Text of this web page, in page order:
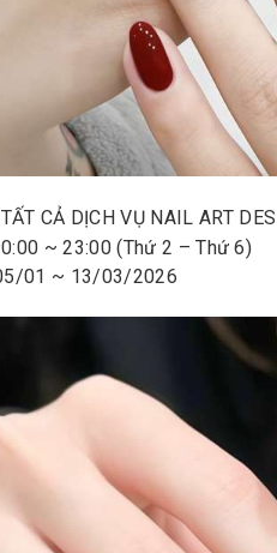
CẢ DỊCH VỤ NAIL ART
~ 23:00 (Thứ 2 – Thứ 6)
01 ~ 13/03/2026